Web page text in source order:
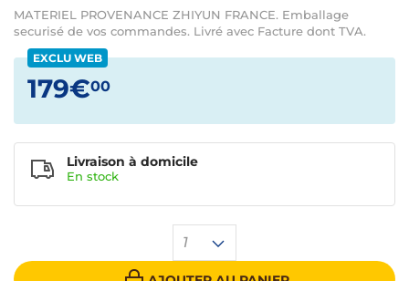
MATERIEL PROVENANCE ZHIYUN FRANCE. Emballage
securisé de vos commandes. Livré avec Facture dont TVA.
EXCLU WEB
179€00
1
Livraison à domicile
En stock